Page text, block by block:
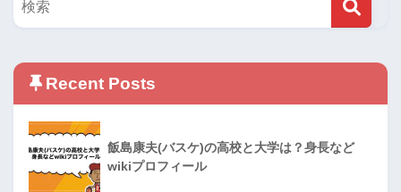
Recent Posts
飯島康夫(バスケ)の高校と大学は？身長など
wikiプロフィール